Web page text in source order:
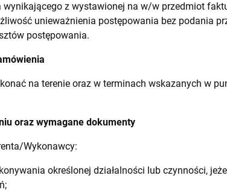
z wystawionej na w/w przedmiot
unieważnienia postępowania bez podania
postępowania.
na terenie oraz w terminach wskazanych w
oraz wymagane dokumenty
Wykonawcy:
określonej działalności lub czynności,